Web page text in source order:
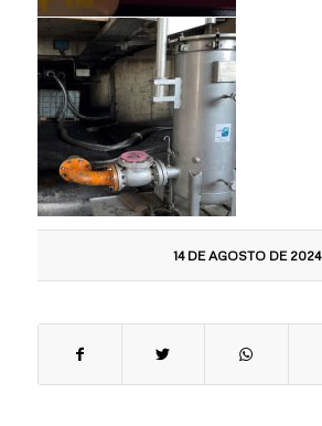
14 DE AGOSTO DE 2024